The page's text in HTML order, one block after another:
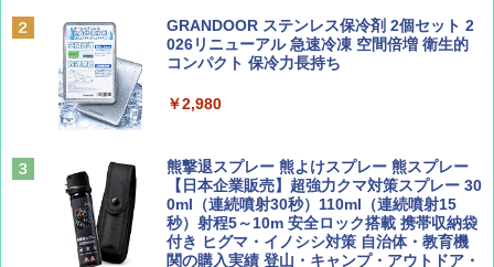
SOTO ミニマル"旅"財布 ランダム2種】
￥1,500
￥1,540
力的な町 2026～2027 地球の歩き方D アジア
￥2,079
球の歩き方A ヨーロッパ
￥2,479
PYKES PEAK (パイクスピーク) 着替えテン
ト プライバシー テント 【中が透けない】 1
ーチ ピクニック ポップアップテント 携帯 簡
￥4,980
ENDLESS BASE 《めざましテレビで紹介》
テント ワンタッチ RENEW 幅200 2-3人用 43
500002(88859)
GRANDOOR ステンレス保冷剤 2個セット 2
026リニューアル 急速冷凍 空間倍増 衛生的
コンパクト 保冷力長持ち
￥2,980
熊撃退スプレー 熊よけスプレー 熊スプレー
【日本企業販売】超強力クマ対策スプレー 30
0ml（連続噴射30秒）110ml（連続噴射15
秒）射程5～10m 安全ロック搭載 携帯収納袋
付き ヒグマ・イノシシ対策 自治体・教育機
関の購入実績 登山・キャンプ・アウトドア・